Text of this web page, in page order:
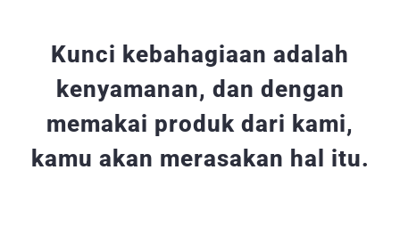
Kunci kebahagiaan adalah
kenyamanan, dan dengan
memakai produk dari kami,
kamu akan merasakan hal itu.